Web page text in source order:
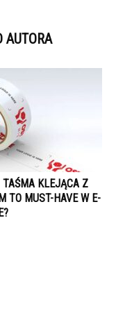
AUTORA
TAŚMA KLEJĄCA Z
TO MUST-HAVE W E-